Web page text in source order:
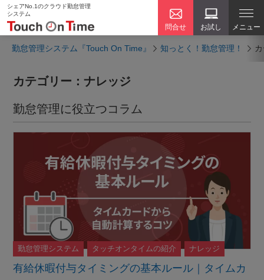
メニュー
シェアNo.1のクラウド勤怠管理
システム
問合せ お試し
勤怠管理システム『Touch On Time』 知っとく！勤怠管理！
カテゴリー：ナレッジ
勤怠管理に役立つコラム
有給休暇付与タイミングの基本ルール｜タイムカ
勤怠管理システム タッチオンタイムの紹介 ナレッジ